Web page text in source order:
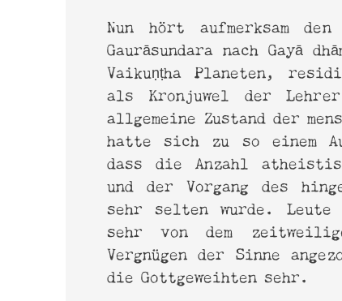
Nun hört aufmerksam
Gaurāsundara nach Gayā
Vaikuṇṭha Planeten,
als Kronjuwel der
allgemeine Zustand der
hatte sich zu so einem
dass die Anzahl
und der Vorgang des
sehr selten wurde. Leute
sehr von dem
Vergnügen der Sinne
die Gottgeweihten sehr.
www.shyamdasbaba.com
www.sadananda.com